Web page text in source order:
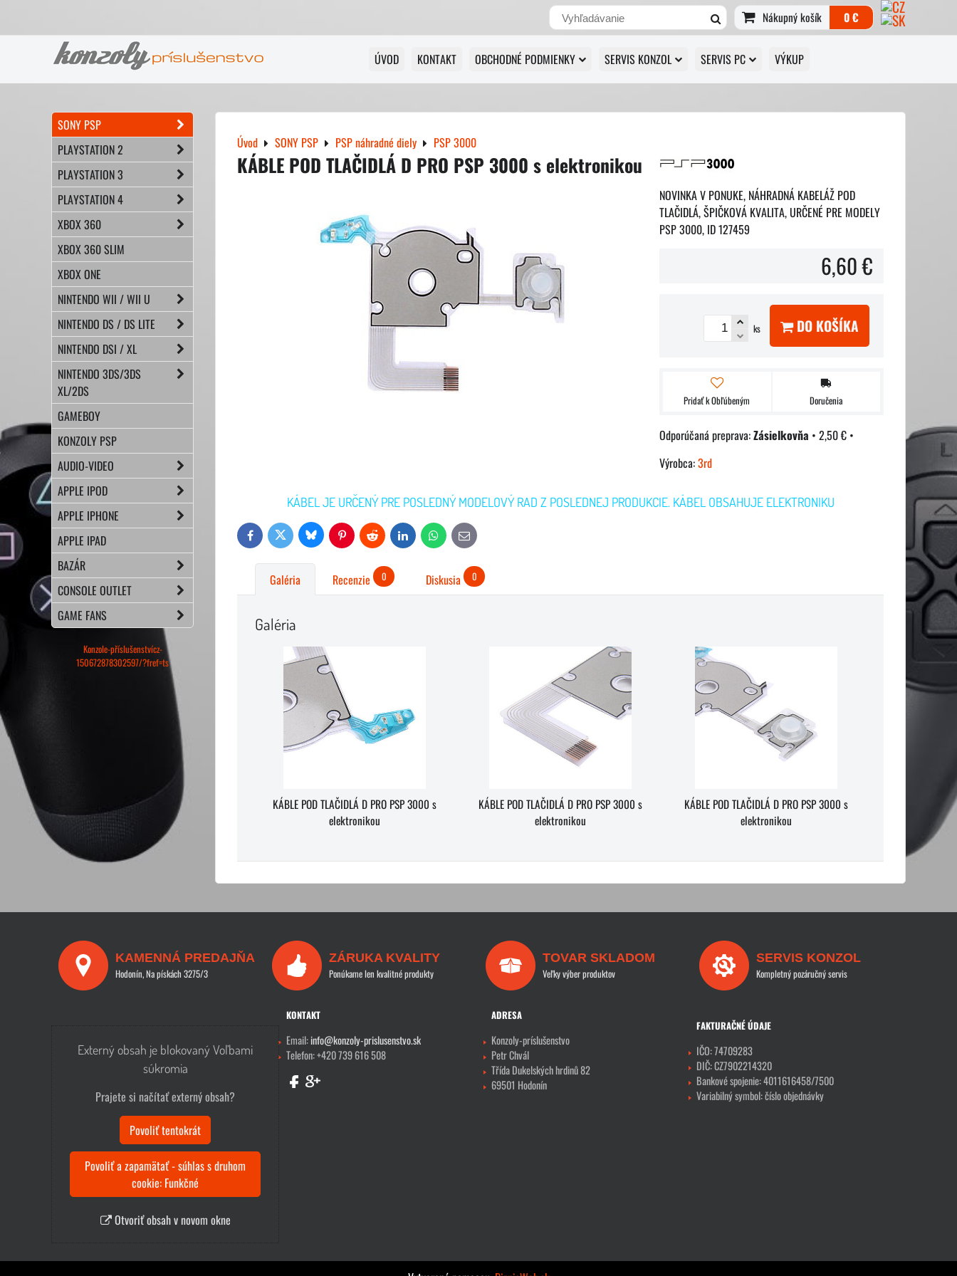
Nákupný košík 0 €
ÚVOD KONTAKT OBCHODNÉ PODMIENKY SERVIS KONZOL SERVIS PC VÝKUP
Úvod SONY PSP PSP náhradné diely PSP 3000
KÁBLE POD TLAČIDLÁ D PRO PSP 3000 s elektronikou
NOVINKA V PONUKE, NÁHRADNÁ KABELÁŽ POD
TLAČIDLÁ, ŠPIČKOVÁ KVALITA, URČENÉ PRE MODELY
PSP 3000, ID 127459
6,60 €
ks DO KOŠÍKA
Pridať k Obľúbeným Doručenia
Zásielkovňa • 2,50 € •
Výrobca:3rd
KÁBEL JE URČENÝ PRE POSLEDNÝ MODELOVÝ RAD Z POSLEDNEJ PRODUKCIE. KÁBEL OBSAHUJE ELEKTRONIKU
FacebookTwitter Bluesky PinterestReddit LinkedIn WhatsAppE-
mail
Galéria Recenzie 0 Diskusia 0
Galéria
KÁBLE POD TLAČIDLÁ D PRO PSP 3000 s
elektronikou
KÁBLE POD TLAČIDLÁ D PRO PSP 3000 s
elektronikou
KÁBLE POD TLAČIDLÁ D PRO PSP 3000 s
elektronikou
SONY PSP
PLAYSTATION 2
PLAYSTATION 3
PLAYSTATION 4
XBOX 360
XBOX 360 SLIM
XBOX ONE
NINTENDO WII / WII U
NINTENDO DS / DS LITE
NINTENDO DSI / XL
NINTENDO 3DS/3DS
XL/2DS
GAMEBOY
KONZOLY PSP
AUDIO-VIDEO
APPLE IPOD
APPLE IPHONE
APPLE IPAD
BAZÁR
CONSOLE OUTLET
GAME FANS
Konzole-příslušenstvícz-
150672878302597/?fref=ts
KAMENNÁ PREDAJŇA
Hodonín, Na pískách 3275/3
ZÁRUKA KVALITY
Ponúkame len kvalitné produkty
TOVAR SKLADOM
Veľky výber produktov
SERVIS KONZOL
Kompletný pozáručný servis
Externý obsah je blokovaný Voľbami
súkromia
Prajete si načítať externý obsah?
Povoliť tentokrát
Povoliť a zapamätať - súhlas s druhom
cookie: Funkčné
Otvoriť obsah v novom okne
KONTAKT
Email:info@konzoly-prislusenstvo.sk
Telefon: +420 739 616 508
ADRESA
Konzoly-príslušenstvo
Petr Chvál
Třída Dukelských hrdinů 82
69501 Hodonín
FAKTURAČNÉ ÚDAJE
IČO: 74709283
DIČ: CZ7902214320
Bankové spojenie: 4011616458/7500
Variabilný symbol: číslo objednávky